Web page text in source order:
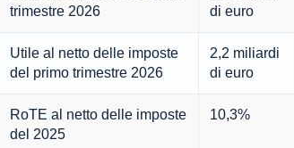
trimestre 2026
di euro
Utile al netto delle imposte
del primo trimestre 2026
2,2 miliardi
di euro
RoTE al netto delle imposte
del 2025
10,3%